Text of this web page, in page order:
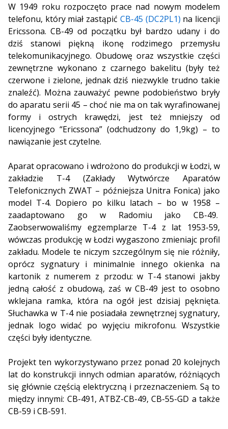
W 1949 roku rozpoczęto prace nad nowym modelem
telefonu, który miał zastąpić CB-45 (DC2PL1) na licencji
Ericssona. CB-49 od początku był bardzo udany i do
dziś stanowi piękną ikonę rodzimego przemysłu
telekomunikacyjnego. Obudowę oraz wszystkie części
zewnętrzne wykonano z czarnego bakelitu (były też
czerwone i zielone, jednak dziś niezwykle trudno takie
znaleźć). Można zauważyć pewne podobieństwo bryły
do aparatu serii 45 – choć nie ma on tak wyrafinowanej
formy i ostrych krawędzi, jest też mniejszy od
licencyjnego “Ericssona” (odchudzony do 1,9kg) – to
nawiązanie jest czytelne.
Aparat opracowano i wdrożono do produkcji w Łodzi, w
zakładzie T-4 (Zakłady Wytwórcze Aparatów
Telefonicznych ZWAT – późniejsza Unitra Fonica) jako
model T-4. Dopiero po kilku latach – bo w 1958 –
zaadaptowano go w Radomiu jako CB-49.
Zaobserwowaliśmy egzemplarze T-4 z lat 1953-59,
wówczas produkcję w Łodzi wygaszono zmieniajc profil
zakładu. Modele te niczym szczególnym się nie różniły,
oprócz sygnatury i minimalnie innego okienka na
kartonik z numerem z przodu: w T-4 stanowi jakby
jedną całość z obudową, zaś w CB-49 jest to osobno
wklejana ramka, która na ogół jest dzisiaj pęknięta.
Słuchawka w T-4 nie posiadała zewnętrznej sygnatury,
jednak logo widać po wyjęciu mikrofonu. Wszystkie
części były identyczne.
Projekt ten wykorzystywano przez ponad 20 kolejnych
lat do konstrukcji innych odmian aparatów, różniących
się głównie częścią elektryczną i przeznaczeniem. Są to
między innymi: CB-491, ATBZ-CB-49, CB-55-GD a także
CB-59 i CB-591.